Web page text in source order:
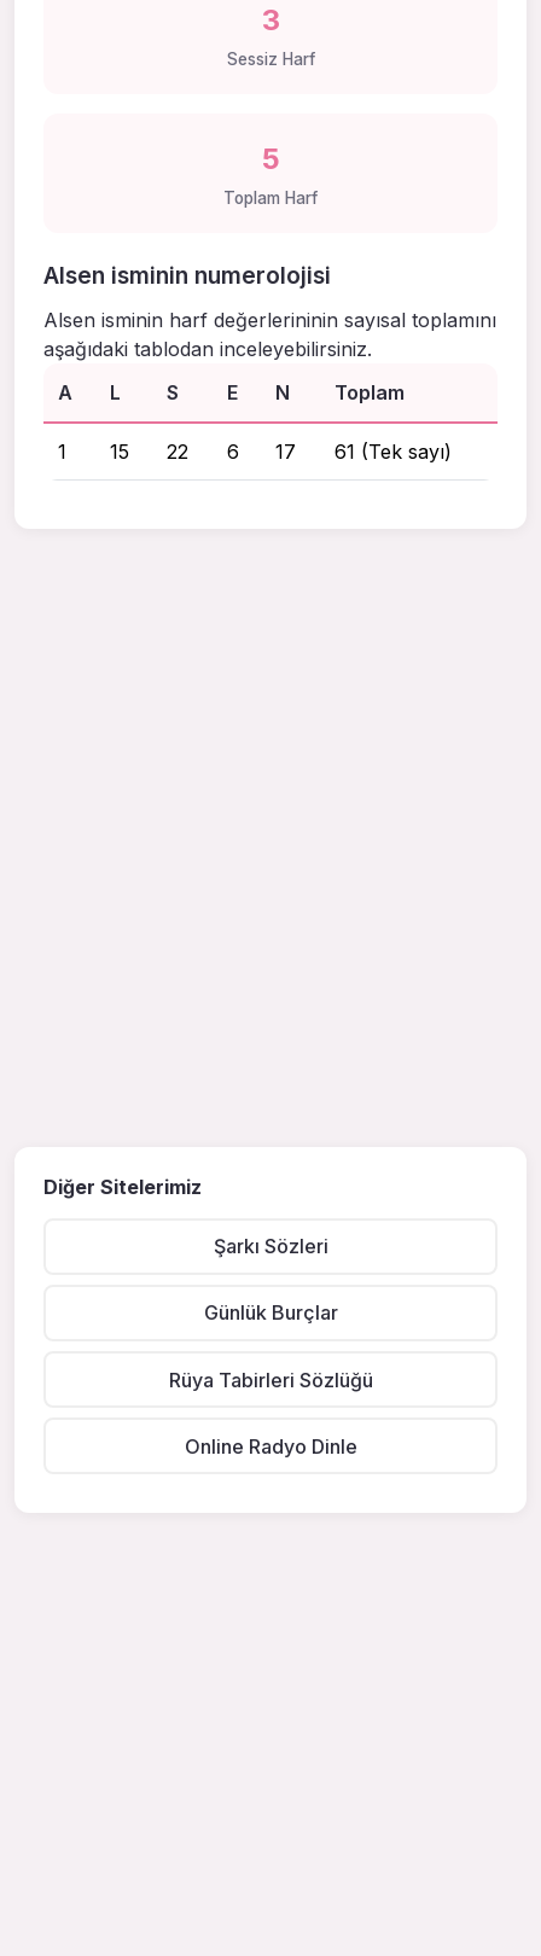
3
Sessiz Harf
5
Toplam Harf
Alsen isminin numerolojisi
Alsen isminin harf değerlerininin sayısal toplamını
aşağıdaki tablodan inceleyebilirsiniz.
A
L S E N Toplam
1 15 22 6 17 61 (Tek sayı)
Diğer Sitelerimiz
Şarkı Sözleri
Günlük Burçlar
Rüya Tabirleri Sözlüğü
Online Radyo Dinle